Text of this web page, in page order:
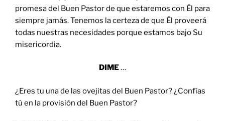
promesa del Buen Pastor de que estaremos con Él para
siempre jamás. Tenemos la certeza de que Él proveerá
todas nuestras necesidades porque estamos bajo Su
misericordia.
DIME…
¿Eres tu una de las ovejitas del Buen Pastor? ¿Confías
tú en la provisión del Buen Pastor?